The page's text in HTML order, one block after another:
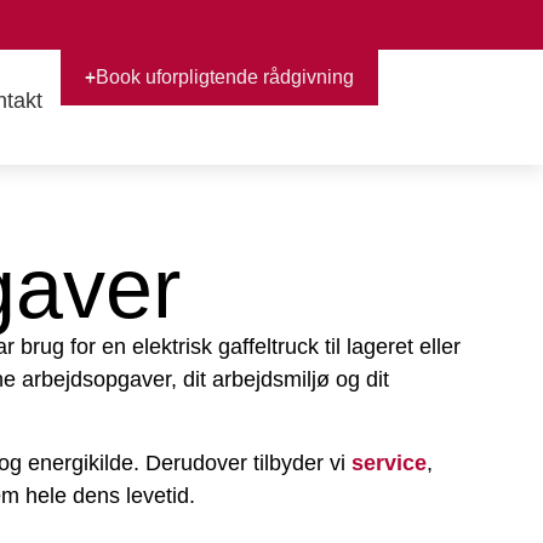
Book uforpligtende rådgivning
brug for en elektrisk gaffeltruck til lageret eller
arbejdsopgaver, dit arbejdsmiljø og dit
energikilde. Derudover tilbyder viservice,
hele dens levetid.